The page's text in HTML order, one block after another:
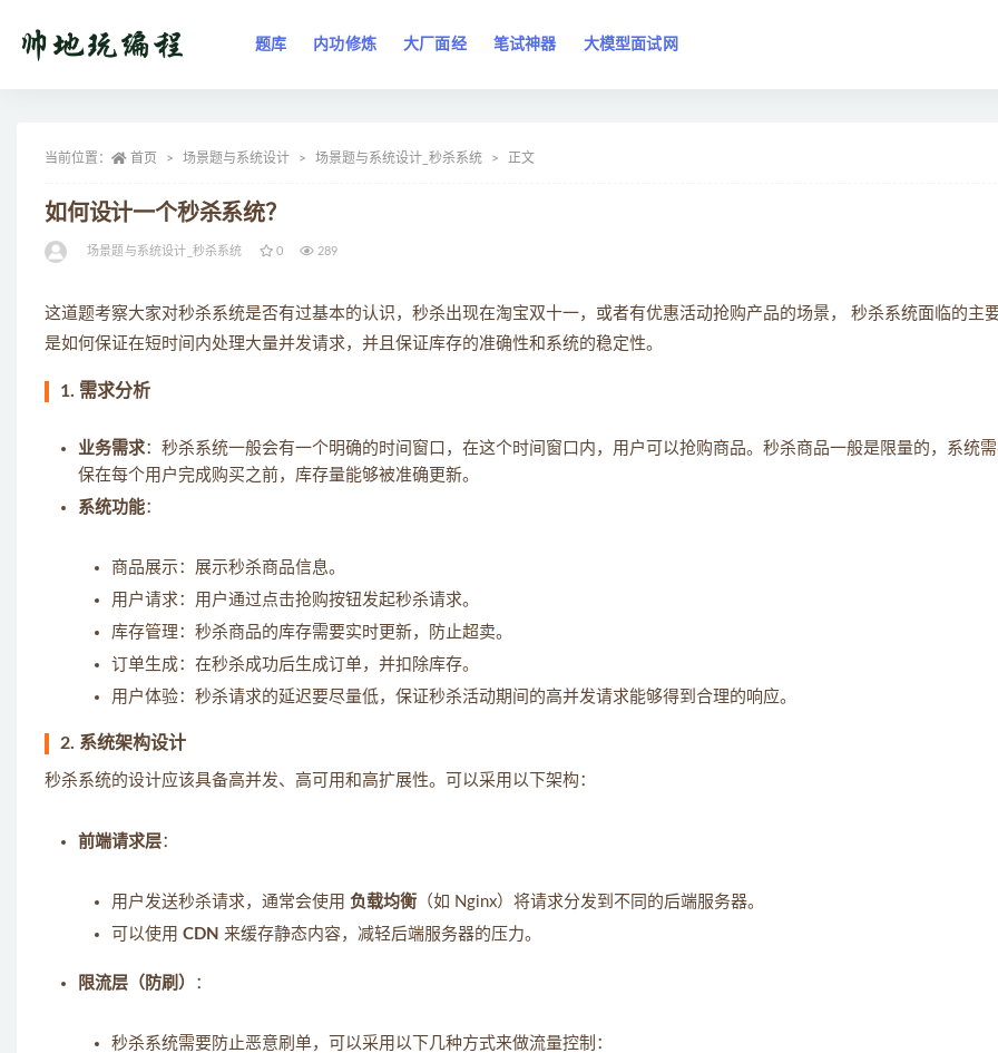
题库 内功修炼 大厂面经 笔试神器 大模型面试网
当前位置： 首页 场景题与系统设计 场景题与系统设计_秒杀系统 正文
如何设计一个秒杀系统？
场景题与系统设计_秒杀系统 0 289
这道题考察大家对秒杀系统是否有过基本的认识，秒杀出现在淘宝双十一，或者有优惠活动抢购产品的场景， 秒杀系统面临的主
是如何保证在短时间内处理大量并发请求，并且保证库存的准确性和系统的稳定性。
1. 需求分析
业务需求：秒杀系统一般会有一个明确的时间窗口，在这个时间窗口内，用户可以抢购商品。秒杀商品一般是限量的，系统
保在每个用户完成购买之前，库存量能够被准确更新。
系统功能：
商品展示：展示秒杀商品信息。
用户请求：用户通过点击抢购按钮发起秒杀请求。
库存管理：秒杀商品的库存需要实时更新，防止超卖。
订单生成：在秒杀成功后生成订单，并扣除库存。
用户体验：秒杀请求的延迟要尽量低，保证秒杀活动期间的高并发请求能够得到合理的响应。
2. 系统架构设计
秒杀系统的设计应该具备高并发、高可用和高扩展性。可以采用以下架构：
前端请求层：
用户发送秒杀请求，通常会使用 负载均衡 （如 Nginx）将请求分发到不同的后端服务器。
可以使用 CDN 来缓存静态内容，减轻后端服务器的压力。
限流层（防刷） ：
秒杀系统需要防止恶意刷单，可以采用以下几种方式来做流量控制：